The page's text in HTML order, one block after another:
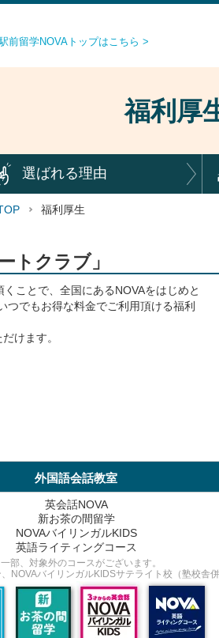
前留学NOVAトップはこちら >
福利厚
選ばれる理由
福利厚生
トクラブ」
ことで、全国にあるNOVAをはじめと
でもお得な料金でご利用頂ける福利
けます。
外国語会話教室
英会話NOVA
新お茶の間留学
NOVAバイリンガルKIDS
英語ライティングコース
部、対象外のコースがございます。
バイリンガルKIDSサテライト校（塾校舎併